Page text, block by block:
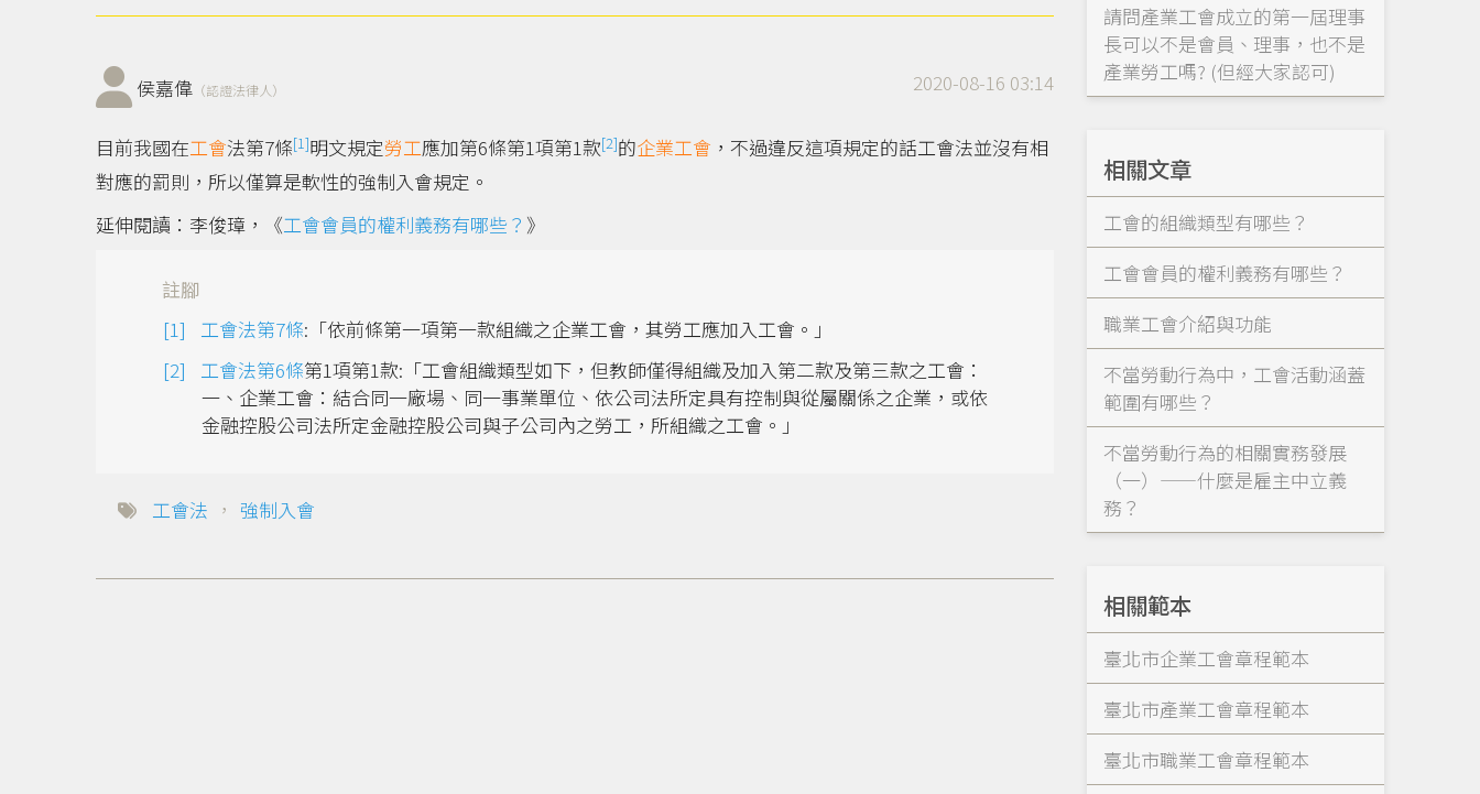
侯嘉偉 （認證法律人） 2020-08-16 03:14
目前我國在工會法第7條[1]明文規定勞工應加第6條第1項第1款[2]的企業工會 ，不過違反這項規定的話工會法並沒有相
對應的罰則，所以僅算是軟性的強制入會規定。
延伸閱讀：李俊璋，《工會會員的權利義務有哪些？ 》
註腳
工會法第7條:「依前條第一項第一款組織之企業工會，其勞工應加入工會。」
工會法第6條第1項第1款:「工會組織類型如下，但教師僅得組織及加入第二款及第三款之工會：
一、企業工會：結合同一廠場、同一事業單位、依公司法所定具有控制與從屬關係之企業，或依
金融控股公司法所定金融控股公司與子公司內之勞工，所組織之工會。」
工會法 ， 強制入會
請問產業工會成立的第一屆理事
長可以不是會員、理事，也不是
產業勞工嗎? (但經大家認可)
相關文章
工會的組織類型有哪些？
工會會員的權利義務有哪些？
職業工會介紹與功能
不當勞動行為中，工會活動涵蓋
範圍有哪些？
不當勞動行為的相關實務發展
（一）——什麼是雇主中立義
務？
相關範本
臺北市企業工會章程範本
臺北市產業工會章程範本
臺北市職業工會章程範本